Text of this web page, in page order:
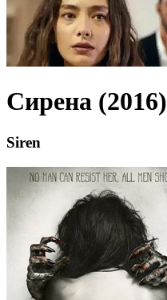
Сирена (2016)
Siren